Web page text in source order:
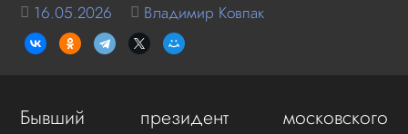
16.05.2026 Владимир Ковпак
Бывший президент московского